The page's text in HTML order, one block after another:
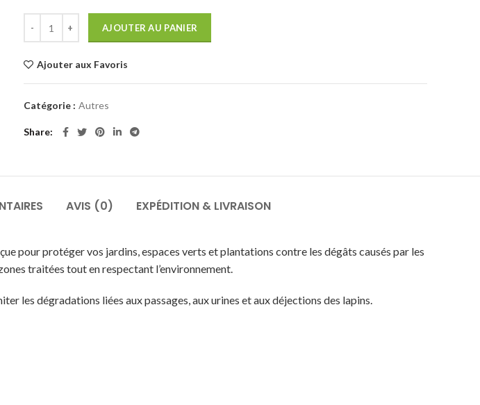
AJOUTER AU PANIER
Ajouter aux Favoris
Catégorie : Autres
Share
AVIS (0) EXPÉDITION & LIVRAISON
pour protéger vos jardins, espaces verts et plantations contre les dégâts causés par les
traitées tout en respectant l’environnement.
les dégradations liées aux passages, aux urines et aux déjections des lapins.